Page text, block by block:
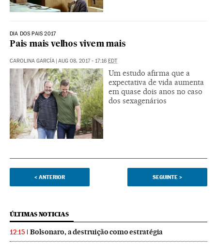
DIA DOS PAIS 2017
Pais mais velhos vivem mais
CAROLINA GARCÍA AUG 08, 2017 - 17:16 EDT
Um estudo afirma que a
expectativa de vida aumenta
em quase dois anos no caso
dos sexagenários
< ANTERIOR SEGUINTE >
ÚLTIMAS NOTICIAS
12:15 Bolsonaro, a destruição como estratégia